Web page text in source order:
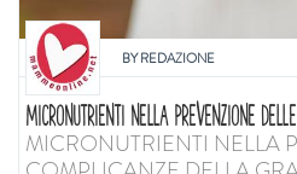
BYREDAZIONE
MICRONUTRIENTI NELLA PREVENZIONE
MICRONUTRIENTI NELLA